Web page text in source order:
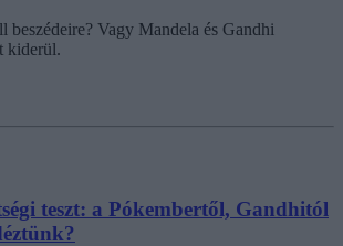
beszédeire? Vagy Mandela és Gandhi
kiderül.
teszt: a Pókembertől, Gandhitól